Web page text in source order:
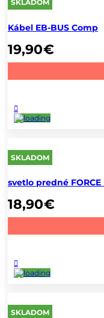
SKLADOM
Kábel EB-BUS Comp
19,90€
SKLADOM
svetlo predné
18,90€
SKLADOM